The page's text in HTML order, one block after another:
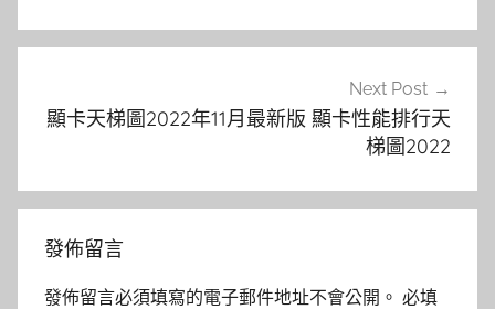
覽
Next Post
顯卡天梯圖2022年11月最新版 顯卡性能排行天
梯圖2022
發佈留言
發佈留言必須填寫的電子郵件地址不會公開。 必填